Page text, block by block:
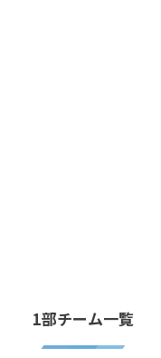
1部チーム一覧